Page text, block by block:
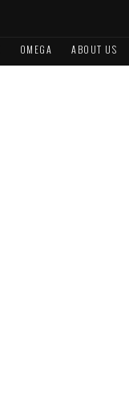
OMEGA ABOUT US